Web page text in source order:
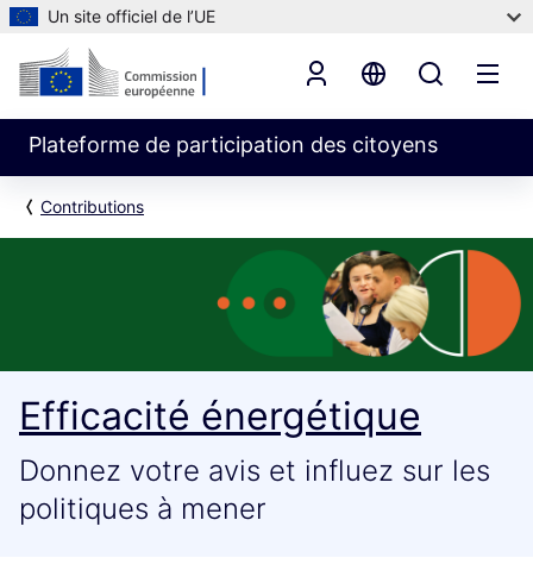
Un site officiel de l’UE
Plateforme de participation des citoyens
Contributions
Efficacité énergétique
Donnez votre avis et influez sur les
politiques à mener